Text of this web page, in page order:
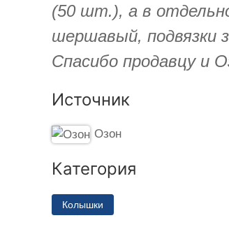
(50 шт.), а в
шершавый, подвязки
Спасибо продавцу и
Источник
Озон
Категория
Колышки